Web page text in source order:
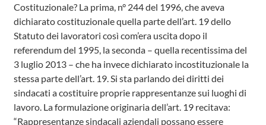
Costituzionale? La prima, n° 244 del 1996, che aveva
dichiarato costituzionale quella parte dell’art. 19 dello
Statuto dei lavoratori così com’era uscita dopo il
referendum del 1995, la seconda – quella recentissima del
3 luglio 2013 – che ha invece dichiarato incostituzionale la
stessa parte dell’art. 19. Si sta parlando dei diritti dei
sindacati a costituire proprie rappresentanze sui luoghi di
lavoro. La formulazione originaria dell’art. 19 recitava:
“Rappresentanze sindacali aziendali possano essere